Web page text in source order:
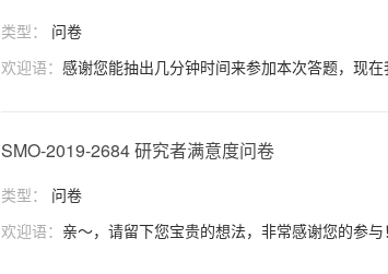
类型：
问卷
欢迎语： 感谢您能抽出几分钟时间来参加本次答题，现在
SMO-2019-2684 研究者满意度问卷
类型：
问卷
欢迎语： 亲～，请留下您宝贵的想法，非常感谢您的参与！